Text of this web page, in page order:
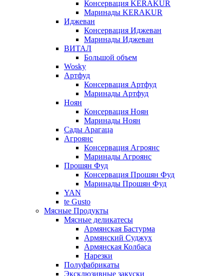
Консервация KERAKUR
Маринады KERAKUR
Иджеван
Консервация Иджеван
Маринады Иджеван
ВИТАЛ
Большой объем
Wosky
Артфуд
Консервация Артфуд
Маринады Артфуд
Ноян
Консервация Ноян
Маринады Ноян
Сады Арагаца
Агроянс
Консервация Агроянс
Маринады Агроянс
Прошян Фуд
Консервация Прошян Фуд
Маринады Прошян Фуд
YAN
te Gusto
Мясные Продукты
Мясные деликатесы
Армянская Бастурма
Армянский Суджух
Армянская Колбаса
Нарезки
Полуфабрикаты
Эксклюзивные закуски